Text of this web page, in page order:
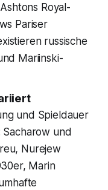
Royal-
Pariser
russische
Mariinski-
und Spieldauer
und
Nurejew
Marin